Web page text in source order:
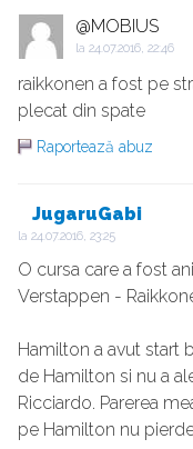
@MOBIUS
la 24.07.2016, 22:46
raikkonen a fost pe
plecat din spate
Raportează abuz
JugaruGabi
la 24.07.2016, 23:25
O cursa care a fost
Verstappen -
Hamilton a avut start
de Hamilton si nu a
Ricciardo. Parerea
pe Hamilton nu